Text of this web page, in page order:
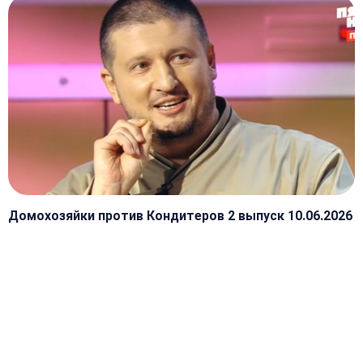
Домохозяйки против Кондитеров 2 выпуск 10.06.2026